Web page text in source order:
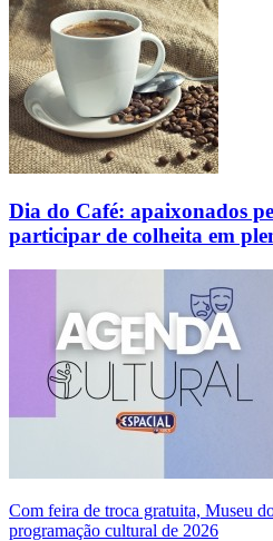
Dia do Café: apaixonados
participar de colheita em
Com feira de troca gratuita, Museu
programação cultural de 2026